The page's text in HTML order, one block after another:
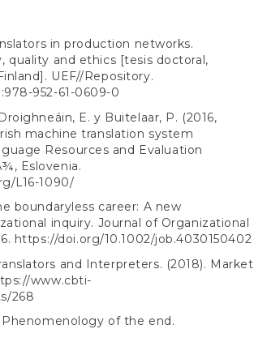
in production networks.
quality and ethics [tesis doctoral,
UEF//Repository.
952-61-0609-0
E. y Buitelaar, P. (2016,
machine translation system
Resources and Evaluation
Eslovenia.
L16-1090/
boundaryless career: A new
inquiry. Journal of Organizational
https://doi.org/10.1002/job.4030150402
and Interpreters. (2018). Market
www.cbti-
268
Phenomenology of the end.